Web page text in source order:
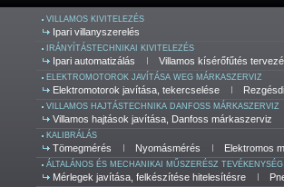
VILLAMOS KIVITELEZÉS
Ipari villanyszerelés
IRÁNYÍTÁSTECHNIKAI KIVITELEZÉS
Ipari automatizálás Villamos kísérőfűtés
ELEKTROMOTOROK JAVÍTÁSA WEG MÁRKASZERVIZ
Elektromotorok javítása, tekercselése
VILLAMOS HAJTÁSTECHNIKA DANFOSS MÁRKASZERVIZ
Villamos hajtások javítása, Danfoss márkaszerviz
KALIBRÁLÁS
Tömegmérés Nyomásmérés Elektromos
ÁLTALÁNOS ÉS MECHANIKAI MŰSZERÉSZ TEVÉKENYSÉG
Mérlegek javítása, felkészítése hitelesítésre